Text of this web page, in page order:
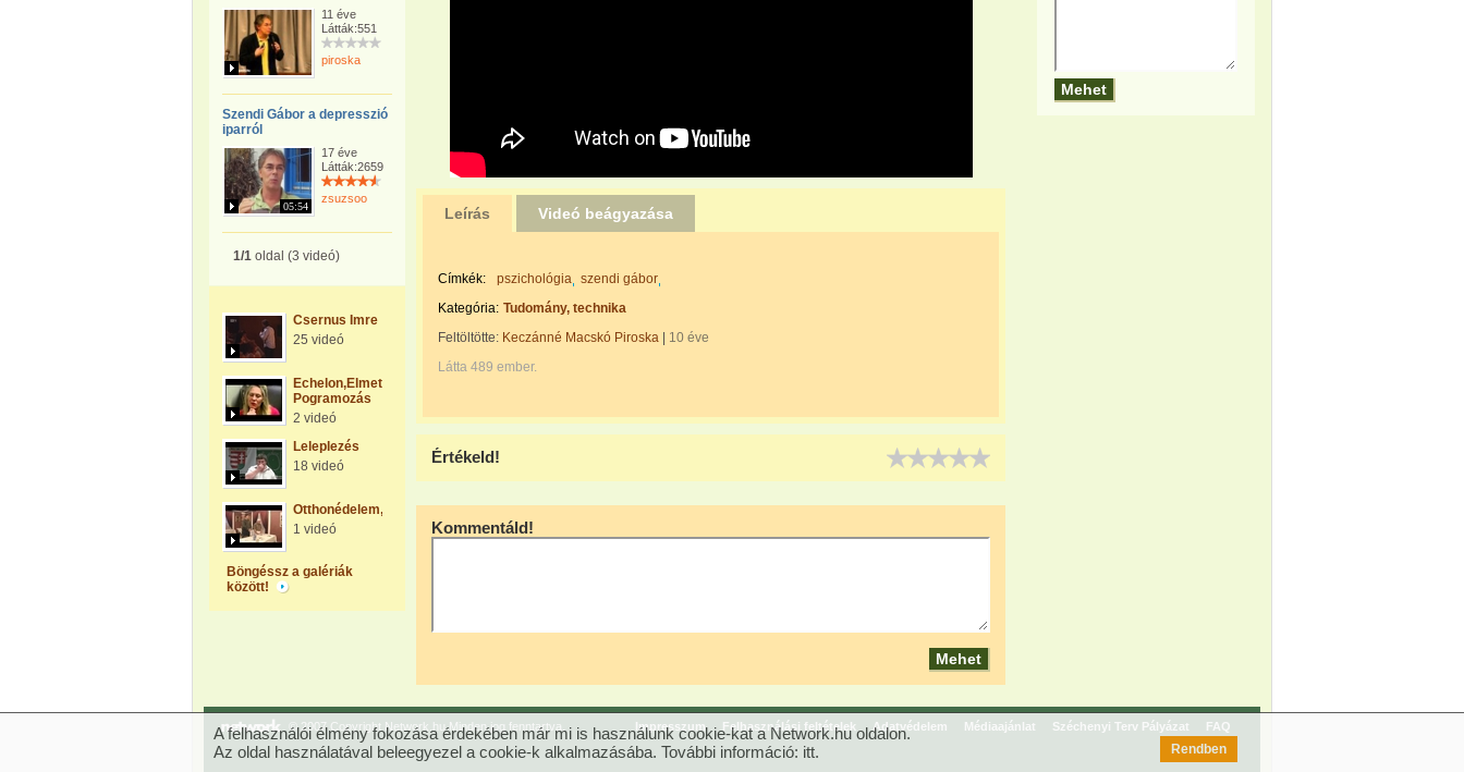
11 éve
Látták:551
piroska
Szendi Gábor a depresszió
iparról
05:54
17 éve
Látták:2659
zsuzsoo
1/1 oldal (3 videó)
Csernus Imre
25 videó
Echelon,Elmetechnologia,Ember-
Pogramozás
2 videó
Leleplezés
18 videó
Otthonédelem,Földvédelem
1 videó
Böngéssz a galériák
között!
Leírás Videó beágyazása
Címkék: pszichológia szendi gábor
Kategória: Tudomány, technika
Feltöltötte: Keczánné Macskó Piroska
10 éve
Látta 489 ember.
Értékeld!
Kommentáld!
© 2007 Copyright Network.hu Minden jog fenntartva. Impresszum Felhasználási feltételek Adatvédelem Médiaajánlat Széchenyi Terv Pályázat FAQ
A felhasználói élmény fokozása érdekében már mi is használunk cookie-kat a Network.hu oldalon.
Az oldal használatával beleegyezel a cookie-k alkalmazásába. További információ: itt. Rendben